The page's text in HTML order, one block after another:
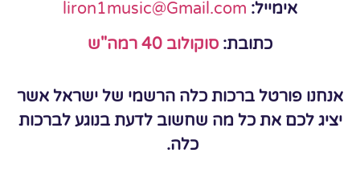
אימייל: liron1music@Gmail.com
כתובת: סוקולוב 40 רמה"ש
אנחנו פורטל ברכות כלה הרשמי של ישראל אשר
יציג לכם את כל מה שחשוב לדעת בנוגע לברכות
כלה.